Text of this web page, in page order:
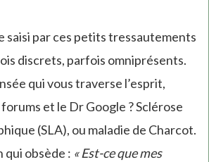
saisi par ces petits tressautements
discrets, parfois omniprésents.
qui vous traverse l’esprit,
et le Dr Google ? Sclérose
(SLA), ou maladie de Charcot.
qui obsède : « Est-ce que mes